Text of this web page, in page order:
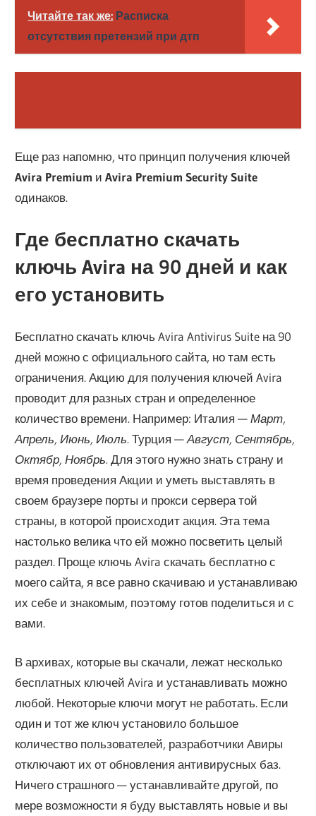
Читайте так же: Расписка
отсутствия претензий при дтп
Еще раз напомню, что принцип получения ключей
Avira Premium иAvira Premium Security Suite
одинаков.
Где бесплатно скачать
ключь Avira на 90 дней и как
его установить
Бесплатно скачать ключь Avira Antivirus Suite на 90
дней можно с официального сайта, но там есть
ограничения. Акцию для получения ключей Avira
проводит для разных стран и определенное
количество времени. Например: Италия —Март,
Апрель, Июнь, Июль. Турция —Август, Сентябрь,
Октябр, Ноябрь. Для этого нужно знать страну и
время проведения Акции и уметь выставлять в
своем браузере порты и прокси сервера той
страны, в которой происходит акция. Эта тема
настолько велика что ей можно посветить целый
раздел. Проще ключь Avira скачать бесплатно с
моего сайта, я все равно скачиваю и устанавливаю
их себе и знакомым, поэтому готов поделиться и с
вами.
В архивах, которые вы скачали, лежат несколько
бесплатных ключей Avira и устанавливать можно
любой. Некоторые ключи могут не работать. Если
один и тот же ключ установило большое
количество пользователей, разработчики Авиры
отключают их от обновления антивирусных баз.
Ничего страшного — устанавливайте другой, по
мере возможности я буду выставлять новые и вы